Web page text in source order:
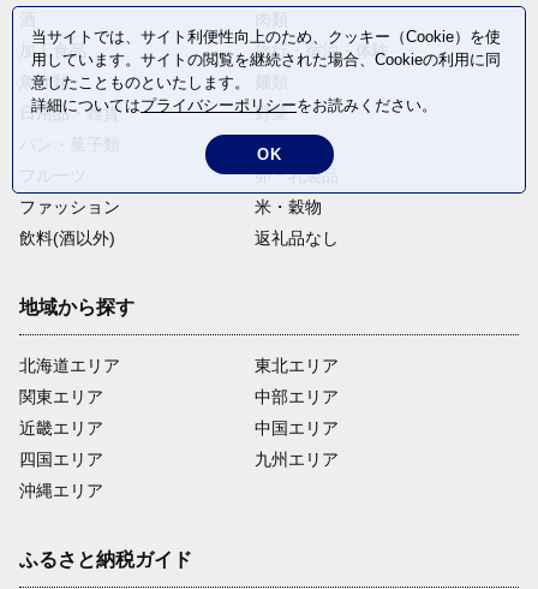
加工食品
旅行・宿泊・体験
魚介類
日用品・雑貨
野菜
電化製品
卵・乳製品
ファッション
米・穀物
飲料(酒以外)
返礼品なし
地域から探す
北海道エリア
関東エリア
近畿エリア
四国エリア
沖縄エリア
東北エリア
中部エリア
中国エリア
九州エリア
ふるさと納税ガイド
当サイトでは、サイト利便性向上のため、クッキー（Cookie）を使
用しています。サイトの閲覧を継続された場合、Cookieの利用に同
意したことものといたします。
詳細についてはプライバシーポリシーをお読みください。
OK